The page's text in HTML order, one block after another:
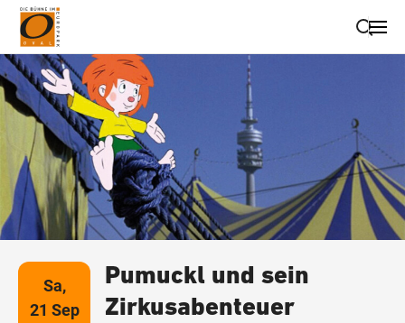
Wegbeschreibung erhalten
Sa,
21 Sep
Pumuckl und sein
Zirkusabenteuer